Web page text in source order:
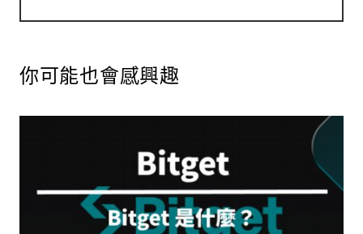
你可能也會感興趣